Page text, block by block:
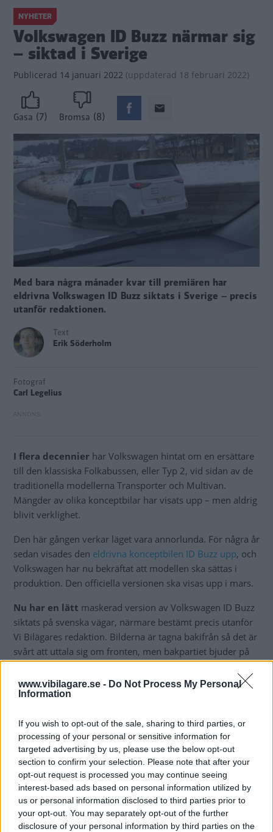
www.vibilagare.se - Do Not Process My Personal
Information
If you wish to opt-out of the sale, sharing to third parties, or
processing of your personal or sensitive information for
targeted advertising by us, please use the below opt-out
section to confirm your selection. Please note that after your
opt-out request is processed you may continue seeing
interest-based ads based on personal information utilized by
us or personal information disclosed to third parties prior to
your opt-out. You may separately opt-out of the further
disclosure of your personal information by third parties on the
NYHETER
Volkswagen ID Buzz närmar sig
– siktad i Sverige
Publicerad 14 januari 2022 (uppdaterad 18 februari 2022)
Gasa (7) Bromsa (8)
Med bara några månader kvar till premiären har
eldrivna Volkswagen ID Buzz siktats i Sverige – precis
utanför redaktionen.
Text
Erik Söderholm
Fotograf
Carl Legelius
I flera decennier har Volkswagen hintat om en ersättare
till den klassiska Folkabussen, eller Typ 2, vid sidan av de
traditionella modellerna Transporter och Multivan.
Mängder av olika konceptbilar har visats upp – men aldrig
blivit verklighet.
Den här gången verkar läget vara annorlunda. För några år
sedan visades den eldrivna konceptbilen ID Buzz upp, och
Volkswagen har nu bekräftat att modellen ska sättas i
produktion. Den officiella versionen ska visas upp i mars.
Nu har en lätt maskerad version av Volkswagen ID Buzz
siktats på svenska vägar, närmare bestämt precis utanför
Vi Bilägares redaktion. Bilderna är tagna bakifrån så det är
svårt att uttala sig om fronten, men bakpartiet bjuder på
innerutrymmena. Baklamporna verkar också ha ändrat
utseende jämfört med konceptbilen.
De exakta siffrorna för exempelvis batteristorlek, räckvidd
och pris är ännu inte officiella men bilen bygger på VW:s
så kallade MEB-plattform som är anpassad för elbilar.